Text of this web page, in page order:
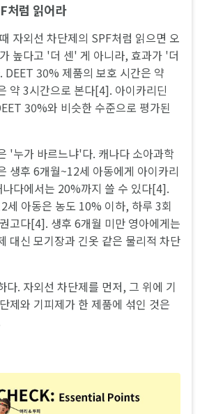
처럼 읽어라
자외선 차단제의 SPF처럼 읽으면 오
높다고 '더 센' 게 아니라, 효과가 '더
DEET 30% 제품의 보호 시간은 약
약 3시간으로 본다[4]. 아이카리딘
30%와 비슷한 수준으로 평가된
'누가 바르느냐'다. 캐나다 소아과학
생후 6개월~12세 아동에게 아이카리
다에서는 20%까지 쓸 수 있다[4].
세 아동은 농도 10% 이하, 하루 3회
고다[4]. 생후 6개월 미만 영아에게는
대신 모기장과 긴옷 같은 물리적 차단
다. 자외선 차단제를 먼저, 그 위에 기
제와 기피제가 한 제품에 섞인 것은